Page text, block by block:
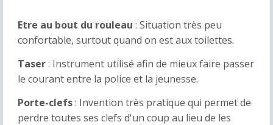
Etre au bout du rouleau : Situation très peu
confortable, surtout quand on est aux toilettes.
Taser: Instrument utilisé afin de mieux faire passer
le courant entre la police et la jeunesse.
Porte-clefs: Invention très pratique qui permet de
perdre toutes ses clefs d'un coup au lieu de les